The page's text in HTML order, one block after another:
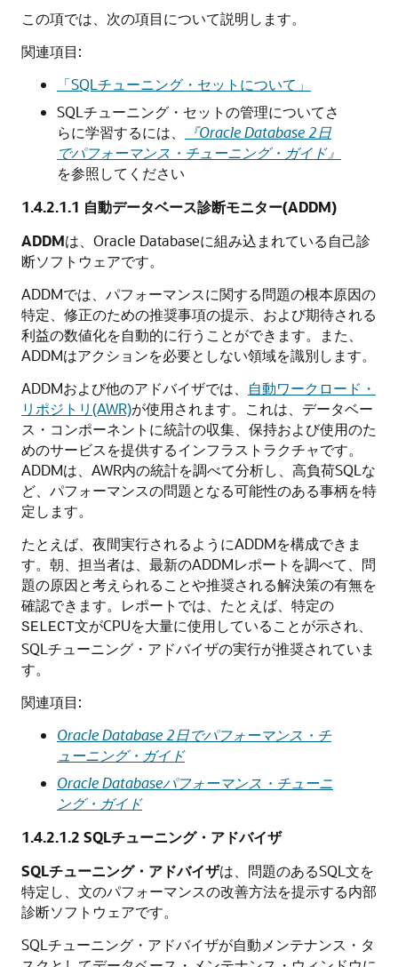
この項では、次の項目について説明します。
関連項目:
「SQLチューニング・セットについて」
SQLチューニング・セットの管理についてさ
らに学習するには、
『Oracle Database 2日
でパフォーマンス・チューニング・ガイド』
を参照してください
1.4.2.1.1 自動データベース診断モニター(ADDM)
ADDMは、Oracle Databaseに組み込まれている自己診
断ソフトウェアです。
ADDMでは、パフォーマンスに関する問題の根本原因の
特定、修正のための推奨事項の提示、および期待される
利益の数値化を自動的に行うことができます。また、
ADDMはアクションを必要としない領域を識別します。
ADDMおよび他のアドバイザでは、 自動ワークロード・
リポジトリ(AWR)が使用されます。これは、データベー
ス・コンポーネントに統計の収集、保持および使用のた
めのサービスを提供するインフラストラクチャです。
ADDMは、AWR内の統計を調べて分析し、高負荷SQLな
ど、パフォーマンスの問題となる可能性のある事柄を特
定します。
たとえば、夜間実行されるようにADDMを構成できま
す。朝、担当者は、最新のADDMレポートを調べて、問
題の原因と考えられることや推奨される解決策の有無を
確認できます。レポートでは、たとえば、特定の
SELECT文がCPUを大量に使用していることが示され、
SQLチューニング・アドバイザの実行が推奨されていま
す。
関連項目:
Oracle Database 2日でパフォーマンス・チ
ューニング・ガイド
Oracle Databaseパフォーマンス・チューニ
ング・ガイド
1.4.2.1.2 SQLチューニング・アドバイザ
SQLチューニング・アドバイザは、問題のあるSQL文を
特定し、文のパフォーマンスの改善方法を提示する内部
診断ソフトウェアです。
SQLチューニング・アドバイザが自動メンテナンス・タ